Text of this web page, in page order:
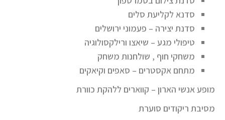
סדנא לקליעת סלים
סדנת יצירה – פעמוני ירושלים
טיפולי מגע – שיאצו ורילקסולוגיה
משחקי חוף , שולחנות משחק
מתחם אקסטרים – סאפים וקיאקים
מופע אנשי הארון – קווארים ללהקת כוורת
מסיבת ריקודים סוערת